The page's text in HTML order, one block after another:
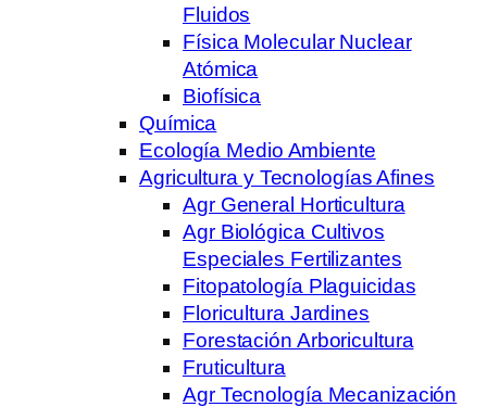
Fluidos
Física Molecular Nuclear
Atómica
Biofísica
Química
Ecología Medio Ambiente
Agricultura y Tecnologías Afines
Agr General Horticultura
Agr Biológica Cultivos
Especiales Fertilizantes
Fitopatología Plaguicidas
Floricultura Jardines
Forestación Arboricultura
Fruticultura
Agr Tecnología Mecanización